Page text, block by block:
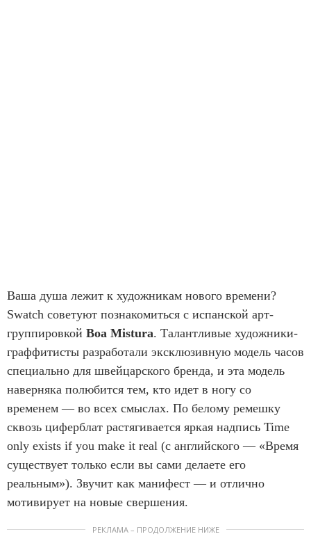
Ваша душа лежит к художникам нового времени?
Swatch советуют познакомиться с испанской арт-
группировкой Boa Mistura. Талантливые художники-
граффитисты разработали эксклюзивную модель часов
специально для швейцарского бренда, и эта модель
наверняка полюбится тем, кто идет в ногу со
временем — во всех смыслах. По белому ремешку
сквозь циферблат растягивается яркая надпись Time
only exists if you make it real (с английского — «Время
существует только если вы сами делаете его
реальным»). Звучит как манифест — и отлично
мотивирует на новые свершения.
РЕКЛАМА – ПРОДОЛЖЕНИЕ НИЖЕ